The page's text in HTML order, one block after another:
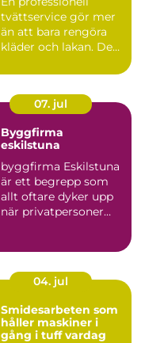
tvättservice gör mer
än att bara rengöra
kläder och lakan. Den
07. jul
Byggfirma
eskilstuna
byggfirma Eskilstuna
är ett begrepp som
allt oftare dyker upp
när privatpersoner
04. jul
Smidesarbeten som
håller maskiner i
gång i tuff vardag